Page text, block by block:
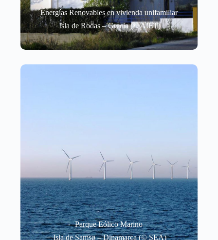
Energías Renovables en vivienda unifamiliar
Isla de Rodas – Grecia (© AIET)
Parque Eólico Marino
Isla de Samsø – Dinamarca (© SEA)